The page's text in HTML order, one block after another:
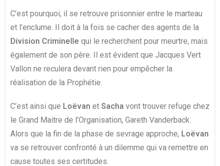
C’est pourquoi, il se retrouve prisonnier entre le marteau
et l’enclume. Il doit à la fois se cacher des agents de la
Division Criminelle qui le recherchent pour meurtre, mais
également de son père. Il est évident que Jacques Vert
Vallon ne reculera devant rien pour empêcher la
réalisation de la Prophétie.
C’est ainsi que Loëvan et Sacha vont trouver refuge chez
le Grand Maitre de l’Organisation, Gareth Vanderback.
Alors que la fin de la phase de sevrage approche, Loëvan
va se retrouver confronté à un dilemme qui va remettre en
cause toutes ses certitudes.